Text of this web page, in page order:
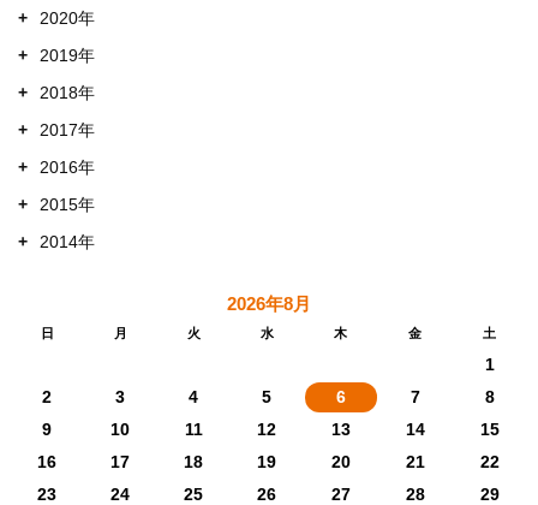
+
2020年
+
2019年
+
2018年
+
2017年
+
2016年
+
2015年
+
2014年
2026年8月
日 月 火 水 木 金 土
1
2
3 4 5 6 7
8
9
10 11 12 13 14
15
16
17 18 19 20 21
22
23
24 25 26 27 28
29